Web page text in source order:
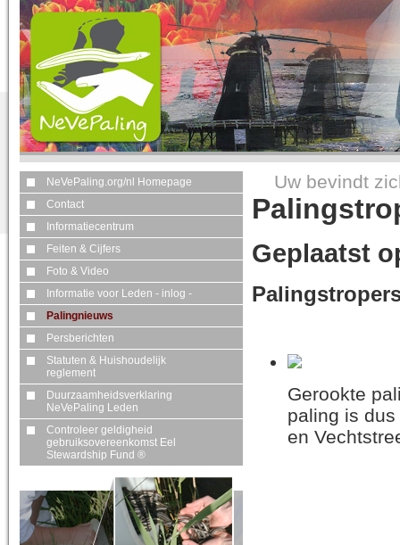
NeVePaling.org/nl Homepage
Contact
Informatiecentrum
Feiten & Cijfers
Foto & Video
Informatie voor Leden - inlog -
Palingnieuws
Persberichten
Statuten & Huishoudelijk
reglement
Duurzaamheidsverklaring
NeVePaling Leden
Controleer geldigheid
gebruiksovereenkomst Eel
Stewardship Fund ®
Uw bevindt
Geplaatst
Gerookte
paling is
en